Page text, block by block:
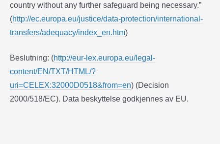
country without any further safeguard being necessary.”
(http://ec.europa.eu/justice/data-protection/international-
transfers/adequacy/index_en.htm)
Beslutning: (http://eur-lex.europa.eu/legal-
content/EN/TXT/HTML/?
uri=CELEX:32000D0518&from=en) (Decision
2000/518/EC). Data beskyttelse godkjennes av EU.